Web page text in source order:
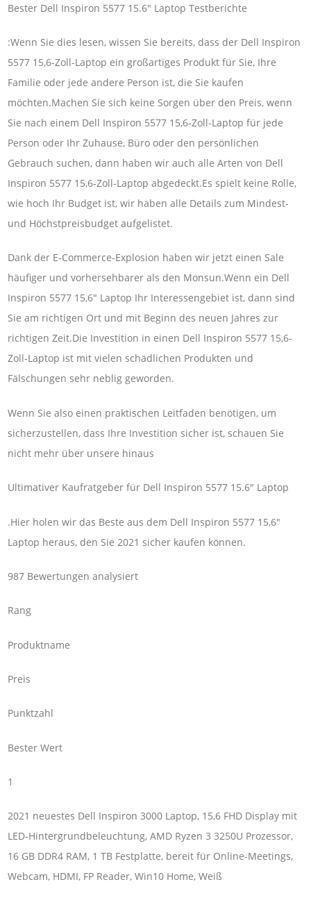
Bester Dell Inspiron 5577 15.6″ Laptop Testberichte
:Wenn Sie dies lesen, wissen Sie bereits, dass der Dell Inspiron
5577 15,6-Zoll-Laptop ein großartiges Produkt für Sie, Ihre
Familie oder jede andere Person ist, die Sie kaufen
möchten.Machen Sie sich keine Sorgen über den Preis, wenn
Sie nach einem Dell Inspiron 5577 15,6-Zoll-Laptop für jede
Person oder Ihr Zuhause, Büro oder den persönlichen
Gebrauch suchen, dann haben wir auch alle Arten von Dell
Inspiron 5577 15,6-Zoll-Laptop abgedeckt.Es spielt keine Rolle,
wie hoch Ihr Budget ist, wir haben alle Details zum Mindest-
und Höchstpreisbudget aufgelistet.
Dank der E-Commerce-Explosion haben wir jetzt einen Sale
häufiger und vorhersehbarer als den Monsun.Wenn ein Dell
Inspiron 5577 15,6″ Laptop Ihr ​​Interessengebiet ist, dann sind
Sie am richtigen Ort und mit Beginn des neuen Jahres zur
richtigen Zeit.Die Investition in einen Dell Inspiron 5577 15,6-
Zoll-Laptop ist mit vielen schädlichen Produkten und
Fälschungen sehr neblig geworden.
Wenn Sie also einen praktischen Leitfaden benötigen, um
sicherzustellen, dass Ihre Investition sicher ist, schauen Sie
nicht mehr über unsere hinaus
Ultimativer Kaufratgeber für Dell Inspiron 5577 15.6″ Laptop
.Hier holen wir das Beste aus dem Dell Inspiron 5577 15,6″
Laptop heraus, den Sie 2021 sicher kaufen können.
987 Bewertungen analysiert
Rang
Produktname
Preis
Punktzahl
Bester Wert
1
2021 neuestes Dell Inspiron 3000 Laptop, 15,6 FHD Display mit
LED-Hintergrundbeleuchtung, AMD Ryzen 3 3250U Prozessor,
16 GB DDR4 RAM, 1 TB Festplatte, bereit für Online-Meetings,
Webcam, HDMI, FP Reader, Win10 Home, Weiß